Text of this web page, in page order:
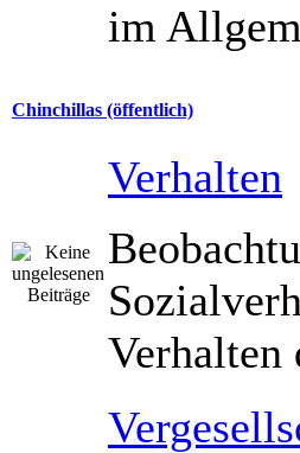
im
Chinchillas (öffentlich)
Verhalten
Verhalten